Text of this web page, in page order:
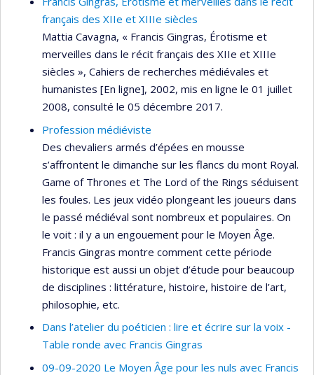
français des XIIe et XIIIe siècles
Mattia Cavagna, « Francis Gingras, Érotisme et
merveilles dans le récit français des XIIe et XIIIe
siècles », Cahiers de recherches médiévales et
humanistes [En ligne], 2002, mis en ligne le 01 juillet
2008, consulté le 05 décembre 2017.
Profession médiéviste
Des chevaliers armés d’épées en mousse
s’affrontent le dimanche sur les flancs du mont Royal.
Game of Thrones et The Lord of the Rings séduisent
les foules. Les jeux vidéo plongeant les joueurs dans
le passé médiéval sont nombreux et populaires. On
le voit : il y a un engouement pour le Moyen Âge.
Francis Gingras montre comment cette période
historique est aussi un objet d’étude pour beaucoup
de disciplines : littérature, histoire, histoire de l’art,
philosophie, etc.
Dans l’atelier du poéticien : lire et écrire sur la voix -
Table ronde avec Francis Gingras
09-09-2020 Le Moyen Âge pour les nuls avec Francis